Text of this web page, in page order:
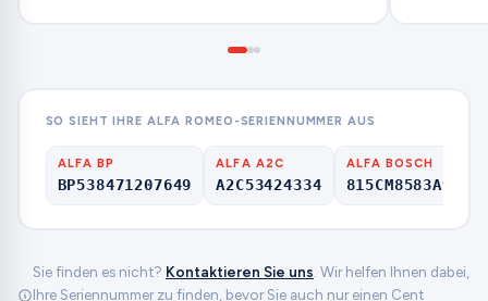
SO SIEHT IHRE ALFA ROMEO-SERIENNUMMER AUS
ALFA BP
BP538471207649
ALFA A2C
A2C53424334
ALFA BOSCH
Sie finden es nicht? Kontaktieren Sie uns . Wir helfen Ihnen dabei,
Ihre Seriennummer zu finden, bevor Sie auch nur einen Cent